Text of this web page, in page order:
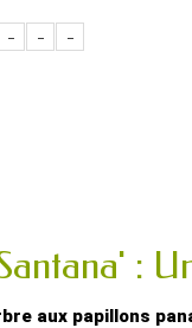
- - -
:
aux papillons